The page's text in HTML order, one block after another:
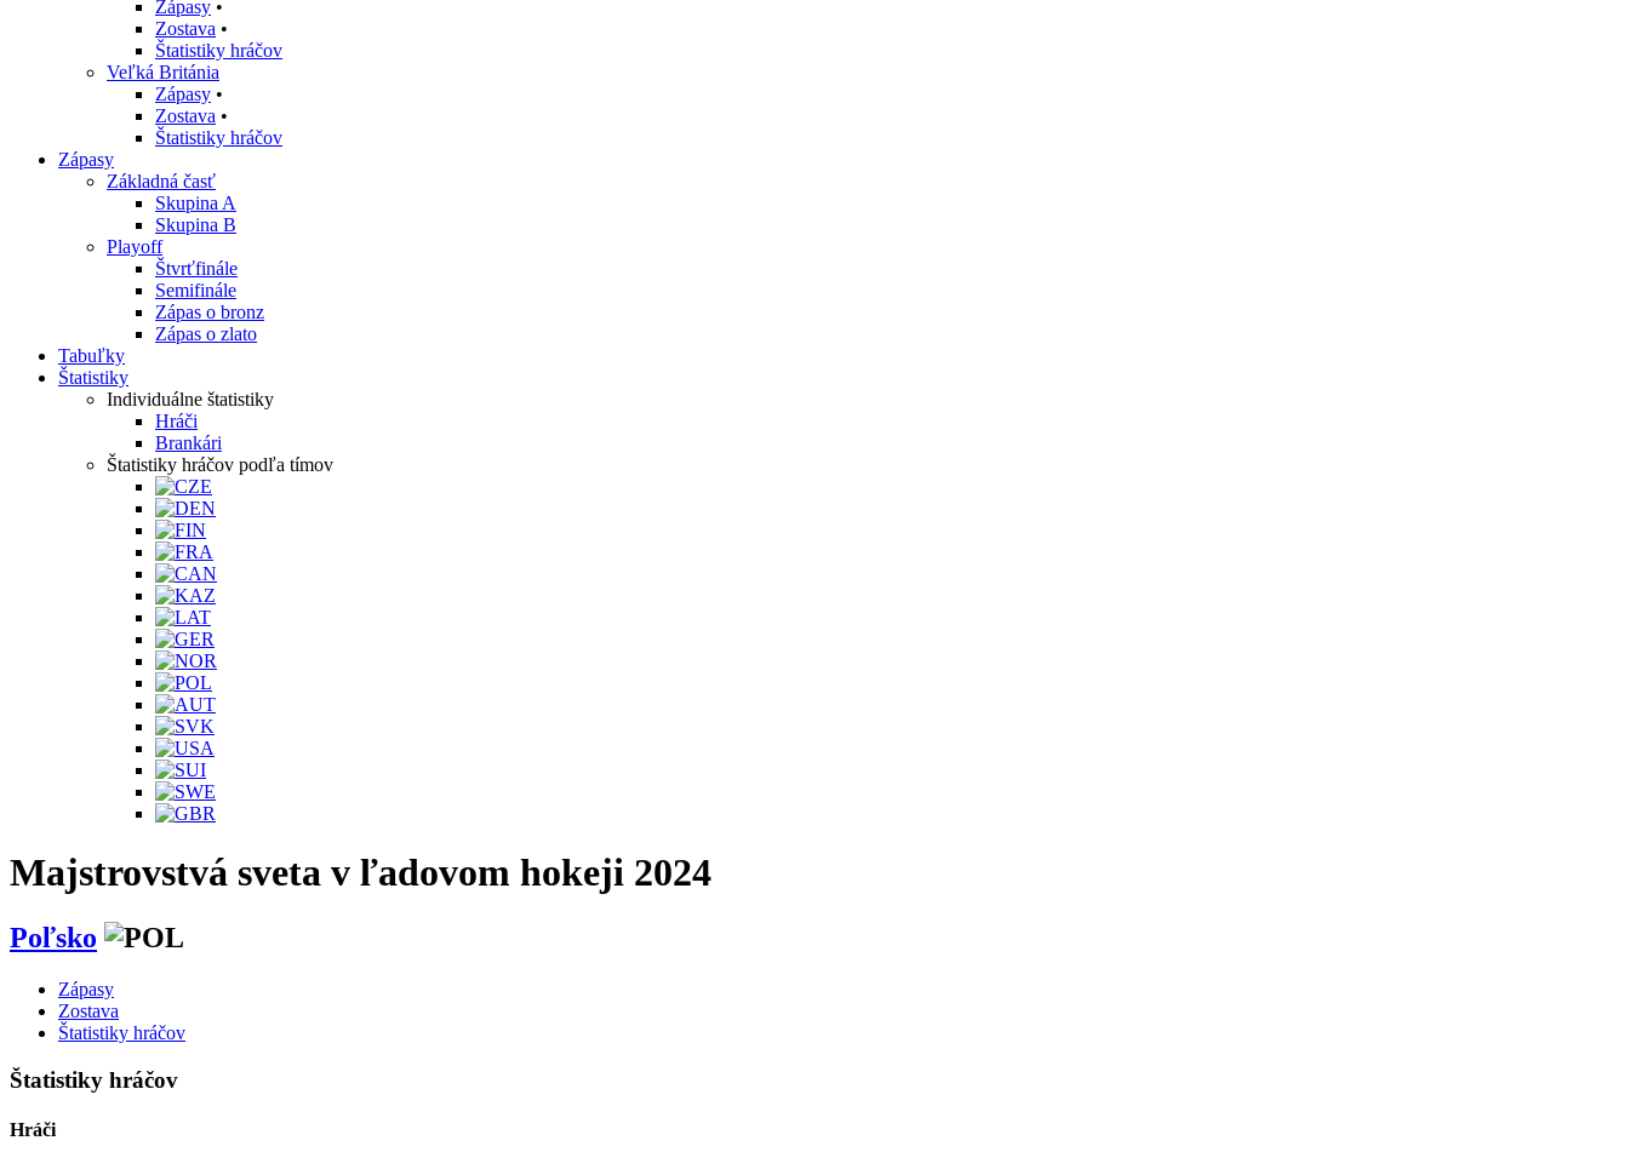
Zápasy •
Zostava •
Štatistiky hráčov
Veľká Británia
Zápasy •
Zostava •
Štatistiky hráčov
Zápasy
Základná časť
Skupina A
Skupina B
Playoff
Štvrťfinále
Semifinále
Zápas o bronz
Zápas o zlato
Tabuľky
Štatistiky
Individuálne štatistiky
Hráči
Brankári
Štatistiky hráčov podľa tímov
Majstrovstvá sveta v ľadovom hokeji 2024
Poľsko
Zápasy
Zostava
Štatistiky hráčov
Štatistiky hráčov
Hráči